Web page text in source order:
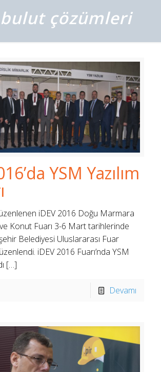
çözümleri
YSM Yazılım
iDEV 2016 Doğu Marmara
ve Konut Fuarı 3-6 Mart tarihlerinde
Belediyesi Uluslararası Fuar
iDEV 2016 Fuarı’nda YSM
[…]
Devamı